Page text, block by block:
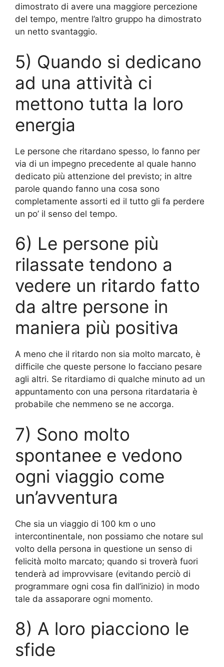
dimostrato di avere una maggiore percezione
del tempo, mentre l’altro gruppo ha dimostrato
un netto svantaggio.
5) Quando si dedicano
ad una attività ci
mettono tutta la loro
energia
Le persone che ritardano spesso, lo fanno per
via di un impegno precedente al quale hanno
dedicato più attenzione del previsto; in altre
parole quando fanno una cosa sono
completamente assorti ed il tutto gli fa perdere
un po’ il senso del tempo.
6) Le persone più
rilassate tendono a
vedere un ritardo fatto
da altre persone in
maniera più positiva
A meno che il ritardo non sia molto marcato, è
difficile che queste persone lo facciano pesare
agli altri. Se ritardiamo di qualche minuto ad un
appuntamento con una persona ritardataria è
probabile che nemmeno se ne accorga.
7) Sono molto
spontanee e vedono
ogni viaggio come
un’avventura
Che sia un viaggio di 100 km o uno
intercontinentale, non possiamo che notare sul
volto della persona in questione un senso di
felicità molto marcato; quando si troverà fuori
tenderà ad improvvisare (evitando perciò di
programmare ogni cosa fin dall’inizio) in modo
tale da assaporare ogni momento.
8) A loro piacciono le
sfide